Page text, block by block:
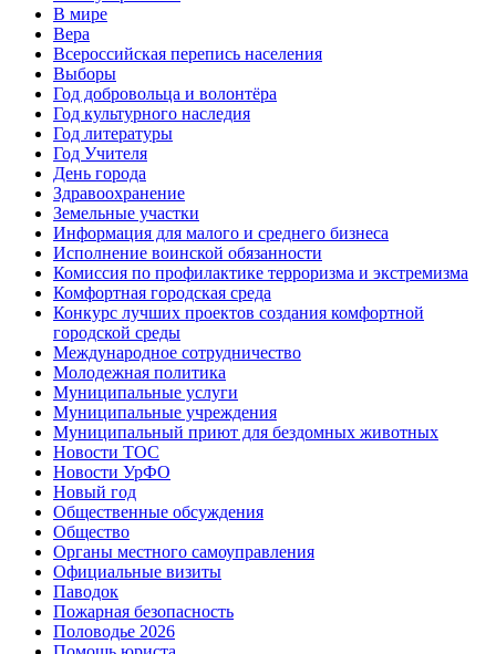
В мире
Вера
Всероссийская перепись населения
Выборы
Год добровольца и волонтёра
Год культурного наследия
Год литературы
Год Учителя
День города
Здравоохранение
Земельные участки
Информация для малого и среднего бизнеса
Исполнение воинской обязанности
Комиссия по профилактике терроризма и экстремизма
Комфортная городская среда
Конкурс лучших проектов создания комфортной
городской среды
Международное сотрудничество
Молодежная политика
Муниципальные услуги
Муниципальные учреждения
Муниципальный приют для бездомных животных
Новости ТОС
Новости УрФО
Новый год
Общественные обсуждения
Общество
Органы местного самоуправления
Официальные визиты
Паводок
Пожарная безопасность
Половодье 2026